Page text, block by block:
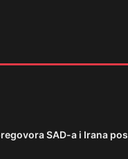
SAD-a i Irana